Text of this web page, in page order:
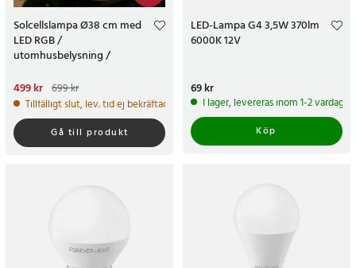
Solcellslampa Ø38 cm med
LED RGB /
utomhusbelysning /
dekorationslampa
Nuvarande pris
pris:699 kr
499 kr 699 kr
Tillfälligt slut, lev. tid ej bekräftad.
Gå till produkt
LED-Lampa G4 3,5W 370lm
6000K 12V
Pris:
69 kr
I lager, levereras inom 1-2 vardagar
Köp